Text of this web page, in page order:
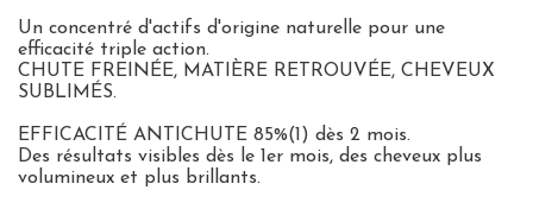
Un concentré d'actifs d'origine naturelle pour une
efficacité triple action.
CHUTE FREINÉE, MATIÈRE RETROUVÉE, CHEVEUX
SUBLIMÉS.
EFFICACITÉ ANTICHUTE 85%(1) dès 2 mois.
Des résultats visibles dès le 1er mois, des cheveux plus
volumineux et plus brillants.